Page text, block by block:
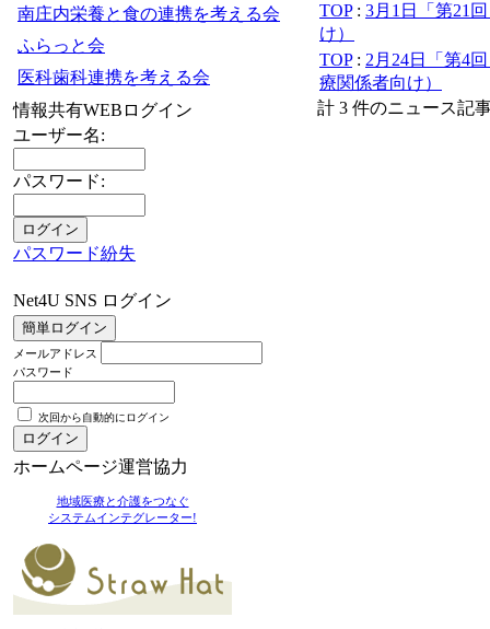
南庄内栄養と食の連携を考える会
ふらっと会
医科歯科連携を考える会
情報共有WEBログイン
ユーザー名:
パスワード:
パスワード紛失
Net4U SNS ログイン
メールアドレス
パスワード
次回から自動的にログイン
ホームページ運営協力
地域医療と介護をつなぐ
システムインテグレーター!
TOP: 3月1日「第21
け）
TOP: 2月24日「第4
療関係者向け）
計 3 件のニュース記